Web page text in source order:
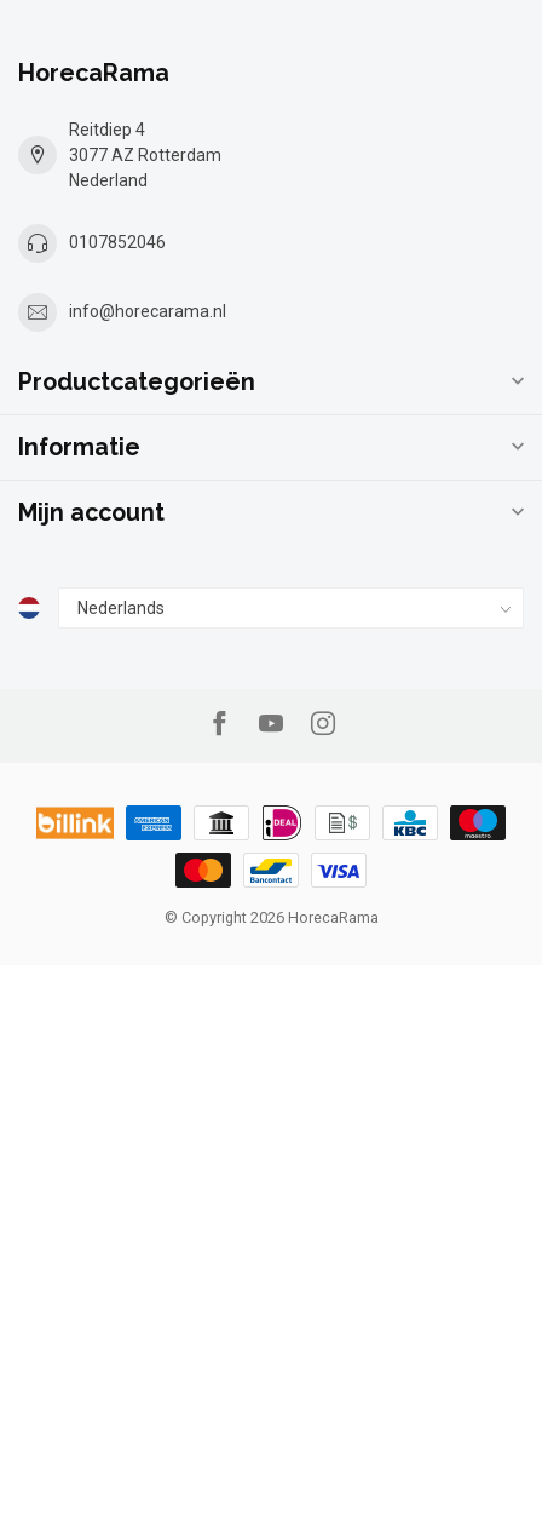
HorecaRama
Reitdiep 4
3077 AZ Rotterdam
Nederland
0107852046
info@horecarama.nl
Productcategorieën
Informatie
Mijn account
© Copyright 2026 HorecaRama